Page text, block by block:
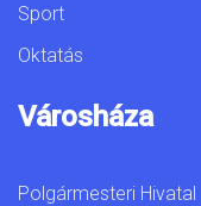
Sport
Oktatás
Városháza
Polgármesteri Hivatal